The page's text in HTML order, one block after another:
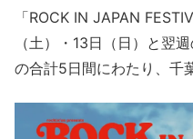
「ROCK IN JAPAN
（土）・13日（日）と翌
の合計5日間にわたり、千